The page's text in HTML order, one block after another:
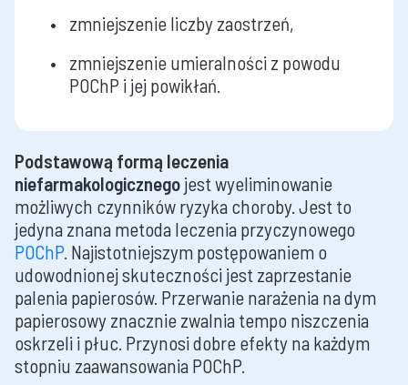
zmniejszenie liczby zaostrzeń,
zmniejszenie umieralności z powodu
POChP i jej powikłań.
Podstawową formą leczenia
niefarmakologicznego jest wyeliminowanie
możliwych czynników ryzyka choroby. Jest to
jedyna znana metoda leczenia przyczynowego
POChP. Najistotniejszym postępowaniem o
udowodnionej skuteczności jest zaprzestanie
palenia papierosów. Przerwanie narażenia na dym
papierosowy znacznie zwalnia tempo niszczenia
oskrzeli i płuc. Przynosi dobre efekty na każdym
stopniu zaawansowania POChP.